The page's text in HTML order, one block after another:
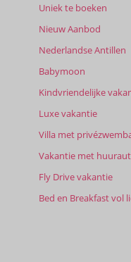
Uniek te boeken
Nieuw Aanbod
Nederlandse Antillen
Babymoon
Kindvriendelijke
Luxe vakantie
Villa met
Vakantie met
Fly Drive vakantie
Bed en Breakfast vol